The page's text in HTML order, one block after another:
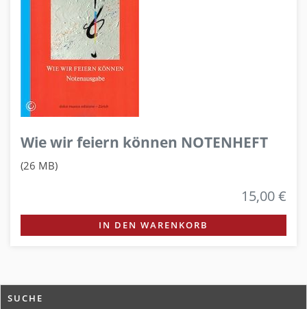
Wie wir feiern können NOTENHEFT
(26 MB)
15,00 €
IN DEN WARENKORB
SUCHE